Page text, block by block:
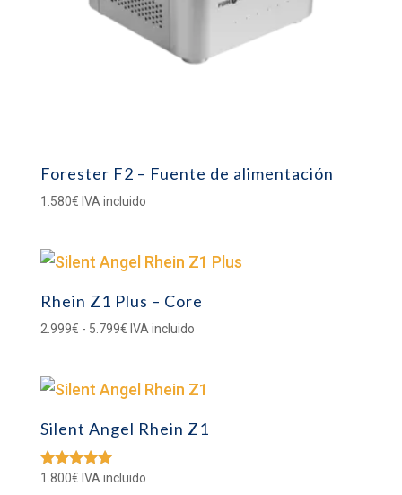
Forester F2 – Fuente de alimentación
1.580€ IVA incluido
Rhein Z1 Plus – Core
2.999€ - 5.799€Rango
desde
hasta
IVA incluido
Silent Angel Rhein Z1
Valorado
1.800€ IVA incluido